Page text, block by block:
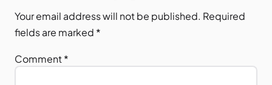
Your email address will not be published. Required
fields are marked *
Comment*